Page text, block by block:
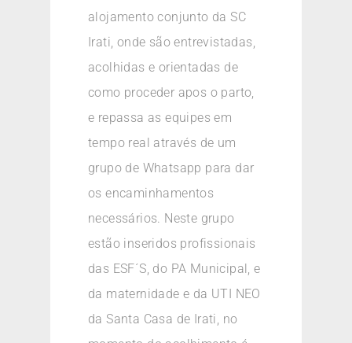
alojamento conjunto da SC
Irati, onde são entrevistadas,
acolhidas e orientadas de
como proceder apos o parto,
e repassa as equipes em
tempo real através de um
grupo de Whatsapp para dar
os encaminhamentos
necessários. Neste grupo
estão inseridos profissionais
das ESF´S, do PA Municipal, e
da maternidade e da UTI NEO
da Santa Casa de Irati, no